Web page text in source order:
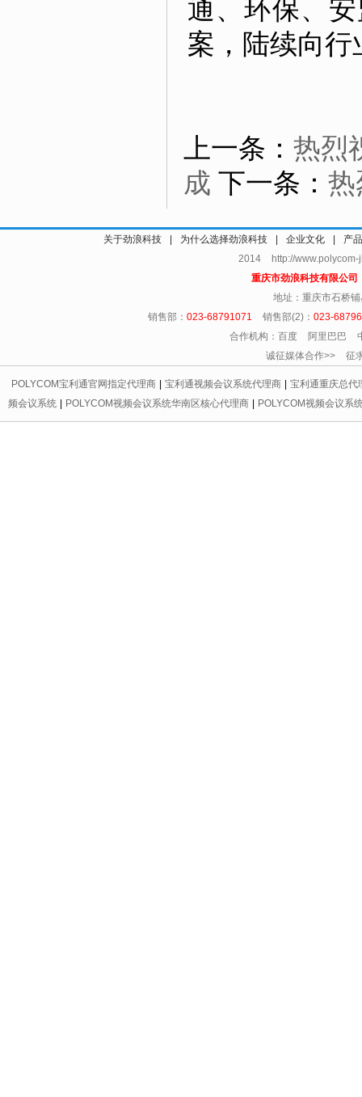
通、环保、
案，陆续向行
上一条： 热烈
成 下一条： 热
关于劲浪科技 为什么选择劲浪科技 企业文化
产
2014 http://
重庆市劲浪科技有限公
地址：重庆市石桥
销售部： 023-68791071 销售部(2)： 023-
合作机构：百度 阿里巴巴
诚征媒体合作>> 征
POLYCOM宝利通官网指定代理商 宝利通视频会议系统代理商
宝利通重庆总代
频会议系统
POLYCOM视频会议系统华南区核心代理商
POLYCOM视频会议系
代理商 | 宝利通会议电话区域总代理 | 重庆宝利通 | 重庆led显示屏 | 重庆宝利通 |